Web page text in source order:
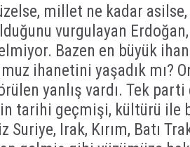
millet ne kadar
vurgulayan Erdoğan,
Bazen en büyük
ihanetini yaşadık mı?
yanlış vardı. Tek
tarihi geçmişi, kültürü ile
Suriye, Irak, Kırım, Batı